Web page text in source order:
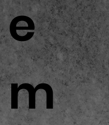
e
m